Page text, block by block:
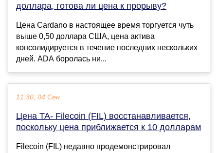
доллара, готова ли цена к прорыву?
Цена Cardano в настоящее время торгуется чуть
выше 0,50 доллара США, цена актива
консолидируется в течение последних нескольких
дней. ADA боролась ни...
11:30, 04 Сен
Цена TA- Filecoin (FIL) восстанавливается,
поскольку цена приближается к 10 долларам
Filecoin (FIL) недавно продемонстрировал